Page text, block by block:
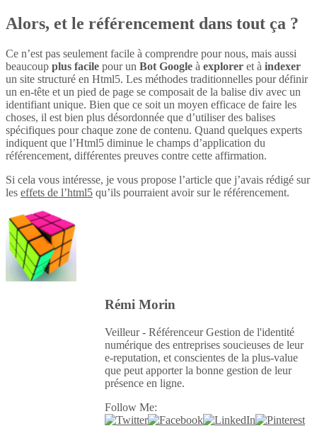
Alors, et le référencement dans tout ça ?
Ce n’est pas seulement facile à comprendre pour nous, mais aussi
beaucoup plus facile pour un Bot Google à explorer et à indexer
un site structuré en Html5. Les méthodes traditionnelles pour définir
un en-tête et un pied de page se composait de la balise div avec un
identifiant unique. Bien que ce soit un moyen efficace de faire les
choses, il est bien plus désordonnée que d’utiliser des balises
spécifiques pour chaque zone de contenu. Quand quelques experts
indiquent que l’Html5 diminue le champs d’application du
référencement, différentes preuves contre cette affirmation.
Si cela vous intéresse, je vous propose l’article que j’avais rédigé sur
les effets de l’html5 qu’ils pourraient avoir sur le référencement.
Rémi Morin
Veilleur - Référenceur Gestion de l'identité
numérique des entreprises soucieuses de leur
e-reputation, et conscientes de la plus-value
que peut apporter la bonne gestion de leur
présence en ligne.
Follow Me: